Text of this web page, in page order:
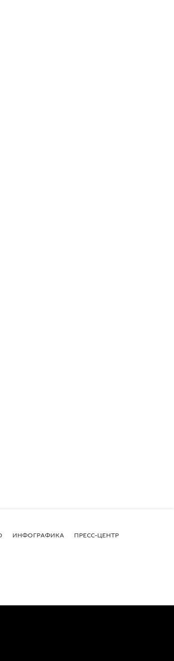
ИНФОГРАФИКА ПРЕСС-ЦЕНТР